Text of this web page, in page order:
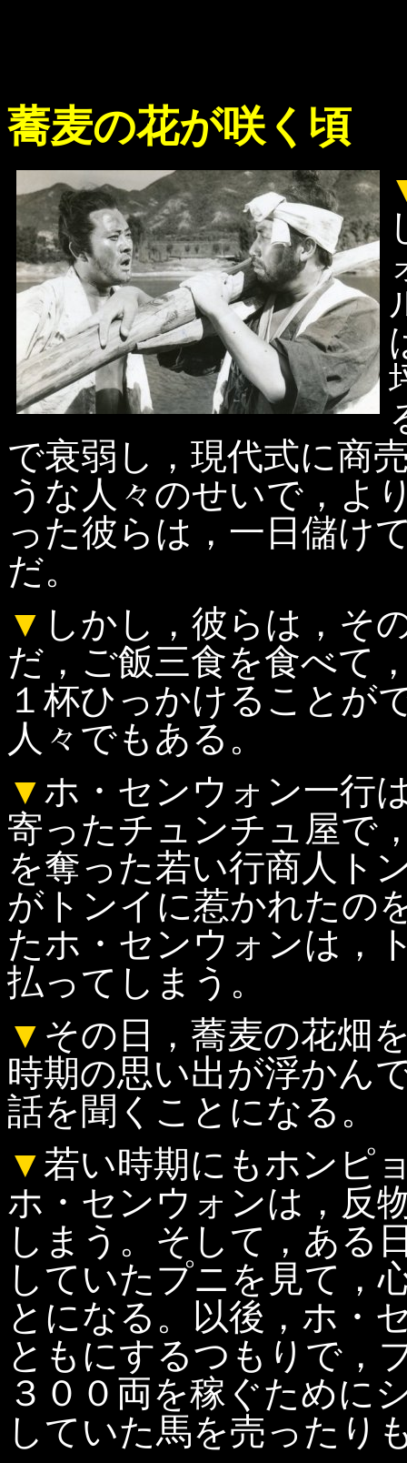
蕎麦の花が咲く頃
で衰弱し，現代式に商
うな人々のせいで，よ
った彼らは，一日儲け
だ。
▼ しかし，彼らは，そ
だ，ご飯三食を食べて
１杯ひっかけることが
人々でもある。
▼ ホ・センウォン一行
寄ったチュンチュ屋で
を奪った若い行商人ト
がトンイに惹かれたの
たホ・センウォンは，
払ってしまう。
▼ その日，蕎麦の花畑
時期の思い出が浮かん
話を聞くことになる。
▼若い時期にもホンピ
ホ・センウォンは，反
しまう。そして，ある
していたプニを見て，
とになる。以後，ホ・
ともにするつもりで，
３００両を稼ぐために
していた馬を売ったり